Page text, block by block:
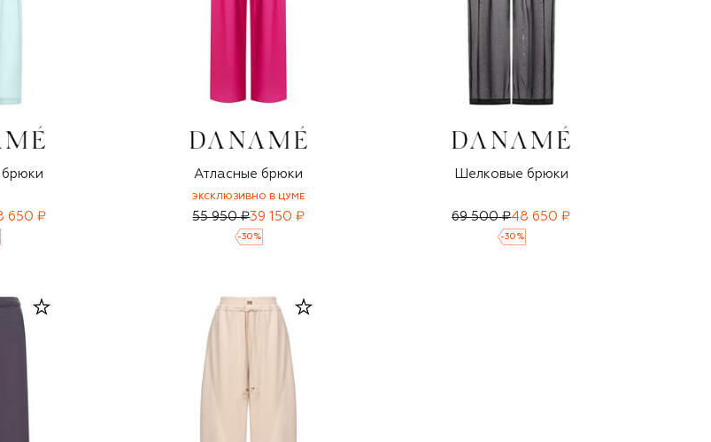
брюки
650 ₽
Атласные брюки
ЭКСКЛЮЗИВНО В ЦУМЕ
55 950 ₽39 150 ₽
-30 %
Шелковые брюки
69 500 ₽48 650 ₽
-30 %